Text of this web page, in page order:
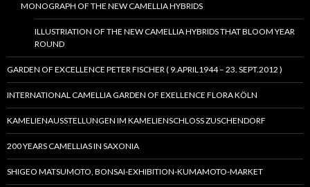
MONOGRAPH OF THE NEW CAMELLIA HYBRIDS
ILLUSTRIATION OF THE NEW CAMELLIA HYBRIDS THAT BLOOM YEAR
ROUND
GARDEN OF EXCELLENCE PETER FISCHER ( 9.APRIL1944 – 23. SEPT.2012 )
INTERNATIONAL CAMELLIA GARDEN OF EXELLENCE FLORA KÖLN
KAMELIENAUSSTELLUNGEN IM KAMELIENSCHLOSS ZUSCHENDORF
200 YEARS CAMELLIAS IN SAXONIA
SHIGEO MATSUMOTO, BONSAI-EXHIBITION-KUMAMOTO-MARKET